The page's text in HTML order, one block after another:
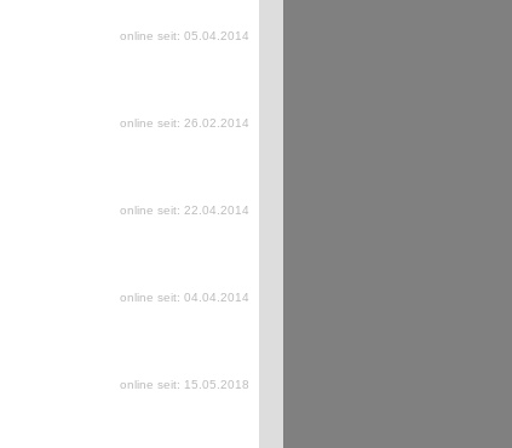
online seit: 05.04.2014
online seit: 26.02.2014
online seit: 22.04.2014
online seit: 04.04.2014
online seit: 15.05.2018